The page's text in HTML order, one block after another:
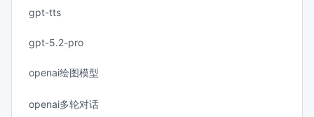
gpt-tts
gpt-5.2-pro
openai绘图模型
openai多轮对话